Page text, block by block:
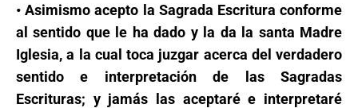
• Asimismo acepto la Sagrada Escritura conforme
al sentido que le ha dado y la da la santa Madre
Iglesia, a la cual toca juzgar acerca del verdadero
sentido e interpretación de las Sagradas
Escrituras; y jamás las aceptaré e interpretaré